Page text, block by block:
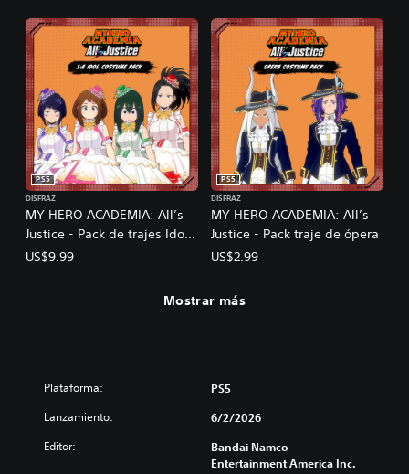
MY HERO ACADEMIA: All’s
Justice - Pack de trajes Idols
de 1-A
PS5
DISFRAZ
US$9.99
MY HERO ACADEMIA: All’s
Justice - Pack traje de ópera
PS5
DISFRAZ
US$2.99
Mostrar más
Plataforma: PS5
Lanzamiento: 6/2/2026
Editor:
Bandai Namco
Entertainment America Inc.